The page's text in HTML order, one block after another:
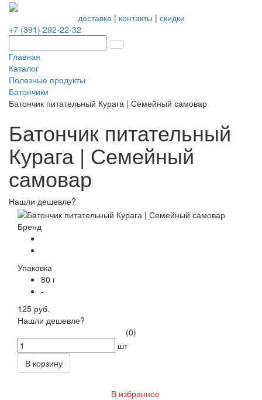
доставка| контакты | скидки
+7 (391) 292-22-32
Главная
Каталог
Полезные продукты
Батончики
Батончик питательный Курага | Семейный самовар
Батончик питательный
Курага | Семейный
самовар
Нашли дешевле?
Бренд
Упаковка
80 г
-
125 руб.
Нашли дешевле?
(0)
шт
В корзину
В избранное